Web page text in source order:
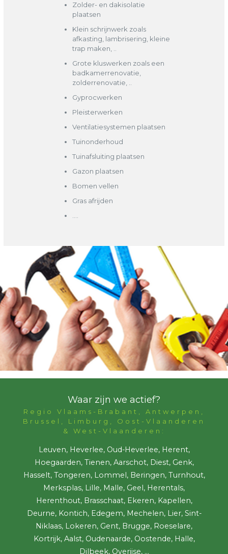
Zolder- en dakisolatie
plaatsen
Klein schrijnwerk zoals
afkasting, lambrisering, kleine
trap maken, ..
Grote kluswerken zoals een
badkamerrenovatie,
zolderrenovatie, ..
Gyprocwerken
Pleisterwerken
Ventilatiesystemen plaatsen
Tuinonderhoud
Tuinafsluiting plaatsen
Gazon plaatsen
Bomen vellen
Gras afrijden
Waar zijn we actief?
Regio Vlaams-Brabant, Antwerpen,
Brussel, Limburg, Oost-Vlaanderen
& West-Vlaanderen:
Leuven, Heverlee, Oud-Heverlee, Herent,
Hoegaarden, Tienen, Aarschot, Diest, Genk,
Hasselt, Tongeren, Lommel, Beringen, Turnhout,
Merksplas, Lille, Malle, Geel, Herentals,
Herenthout, Brasschaat, Ekeren, Kapellen,
Deurne, Kontich, Edegem, Mechelen, Lier, Sint-
Niklaas, Lokeren, Gent, Brugge, Roeselare,
Kortrijk, Aalst, Oudenaarde, Oostende, Halle,
Dilbeek, Overijse, ...